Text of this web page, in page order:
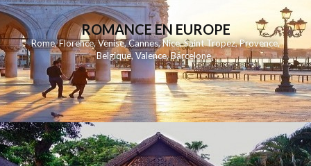
ROMANCE EN EUROPE
Rome,Florence,Venise,Cannes,Nice,Saint Tropez,Provence,
Belgique,Valence,Barcelone,